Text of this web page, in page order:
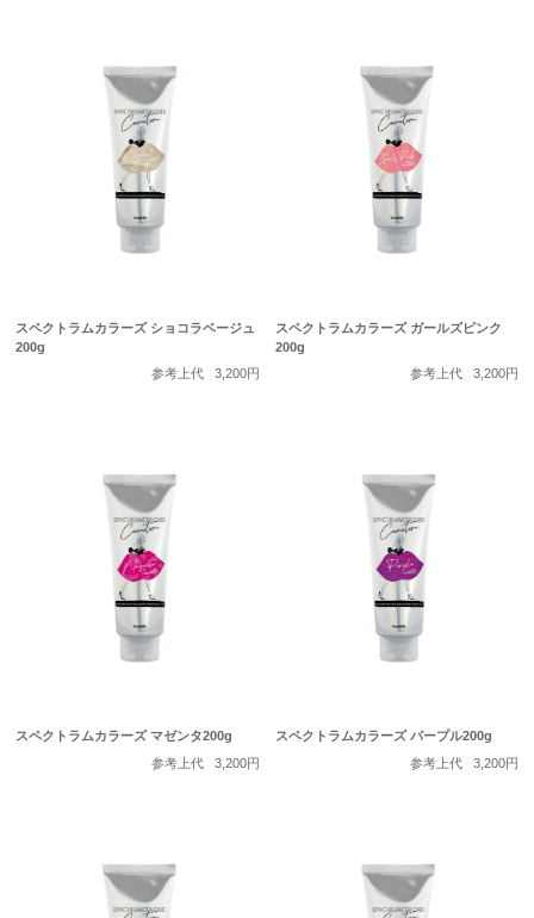
スペクトラムカラーズ ショコラベージュ
200g
参考上代
3,200円
スペクトラムカラーズ ガールズピンク
200g
参考上代
3,200円
スペクトラムカラーズ マゼンタ200g
参考上代
3,200円
スペクトラムカラーズ パープル200g
参考上代
3,200円